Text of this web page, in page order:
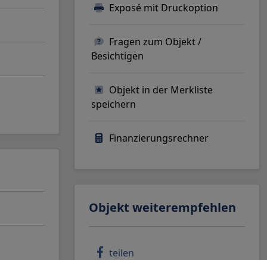
Exposé mit Druckoption
Fragen zum Objekt /
Besichtigen
Objekt in der Merkliste
speichern
Finanzierungsrechner
Objekt weiterempfehlen
teilen